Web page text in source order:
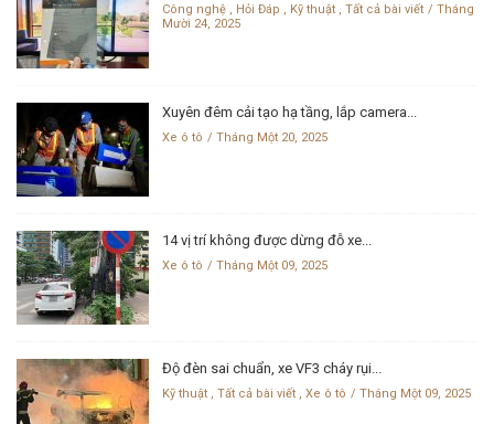
Công nghệ Hỏi Đáp Kỹ thuật Tất cả bài viết
Tháng
Mười 24, 2025
Xuyên đêm cải tạo hạ tầng, lắp camera...
Xe ô tô Tháng Một 20, 2025
14 vị trí không được dừng đỗ xe...
Xe ô tô Tháng Một 09, 2025
Độ đèn sai chuẩn, xe VF3 cháy rụi...
Kỹ thuật Tất cả bài viết Xe ô tô Tháng Một 09, 2025